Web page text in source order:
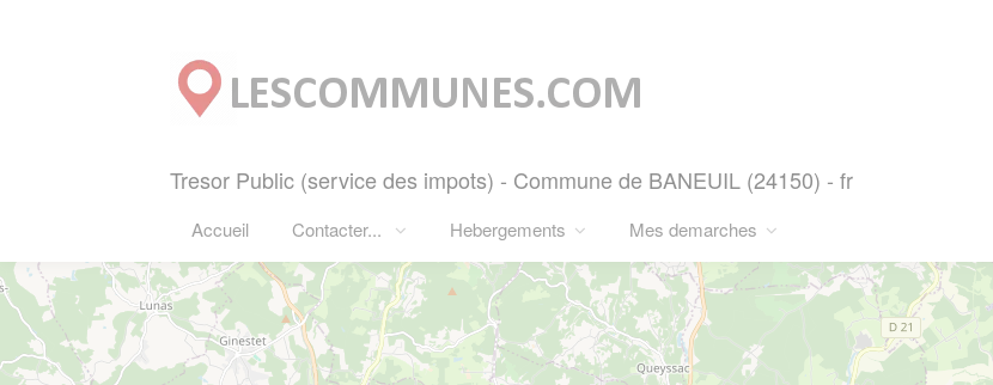
Tresor Public (service des impots) - Commune de BANEUIL (24150) - fr
Accueil Contacter... Hebergements Mes demarches